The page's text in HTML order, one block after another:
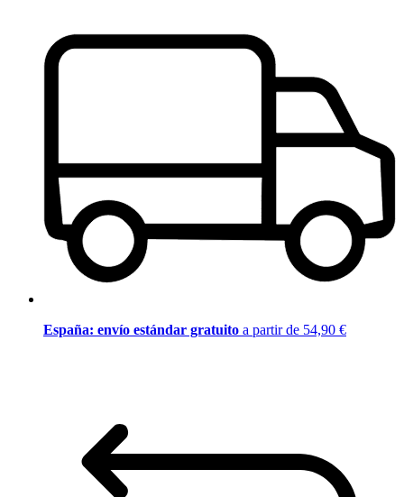
España: envío estándar gratuito a partir de 54,90 €